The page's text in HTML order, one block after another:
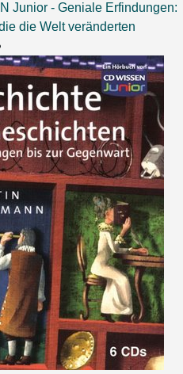
Junior - Geniale Erfindungen:
die Welt veränderten